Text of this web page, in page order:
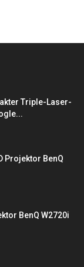
Triple-Laser-
Projektor BenQ
BenQ W2720i